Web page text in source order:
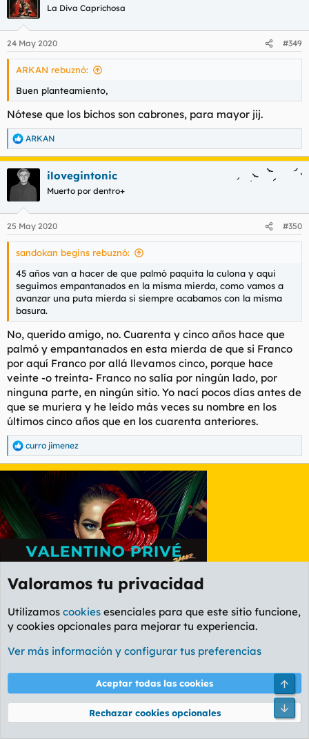
La Diva Caprichosa
24 May 2020 #349
ARKAN rebuznó:
Buen planteamiento,
Nótese que los bichos son cabrones, para mayor jij.
R
e
a
c
e
s
ARKAN
ilovegintonic
Muerto por dentro+
25 May 2020 #350
sandokan begins rebuznó:
45 años van a hacer de que palmó paquita la culona y aqui
seguimos empantanados en la misma mierda, como vamos a
avanzar una puta mierda si siempre acabamos con la misma
basura.
No, querido amigo, no. Cuarenta y cinco años hace que
palmó y empantanados en esta mierda de que si Franco
por aquí Franco por allá llevamos cinco, porque hace
veinte -o treinta- Franco no salía por ningún lado, por
ninguna parte, en ningún sitio. Yo nací pocos días antes de
que se muriera y he leído más veces su nombre en los
últimos cinco años que en los cuarenta anteriores.
R
e
a
o
n
e
:
curro jimenez
Debes iniciar sesión o registrarte para responder aquí.
curro curso ceac en política y agricultura
Valoramos tu privacidad
Utilizamos cookies esenciales para que este sitio funcione,
y cookies opcionales para mejorar tu experiencia.
Ver más información y configurar tus preferencias
Aceptar todas las cookies
Rechazar cookies opcionales
Pie